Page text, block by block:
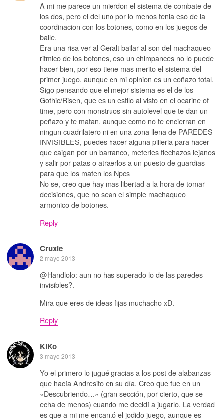
A mi me parece un mierdon el sistema de combate de
los dos, pero el del uno por lo menos tenia eso de la
coordinacion con los botones, como en los juegos de
baile.
Era una risa ver al Geralt bailar al son del machaqueo
ritmico de los botones, eso un chimpances no lo puede
hacer bien, por eso tiene mas merito el sistema del
primer juego, aunque en mi opinion es un coñazo total.
Sigo pensando que el mejor sistema es el de los
Gothic/Risen, que es un estilo al visto en el ocarine of
time, pero con monstruos sin autolevel que te dan un
peñazo y te matan, aunque como no te encierran en
ningun cuadrilatero ni en una zona llena de PAREDES
INVISIBLES, puedes hacer alguna pilleria para hacer
que caigan por un barranco, meterles flechazos lejanos
y salir por patas o atraerlos a un puesto de guardias
para que los maten los Npcs
No se, creo que hay mas libertad a la hora de tomar
decisiones, que no sean el simple machaqueo
armonico de botones.
Reply
Cruxie
2 mayo 2013
@Handlolo: aun no has superado lo de las paredes
invisibles?.
Mira que eres de ideas fijas muchacho xD.
Reply
KiKo
3 mayo 2013
Yo el primero lo jugué gracias a los post de alabanzas
que hacía Andresito en su día. Creo que fue en un
«Descubriendo…» (gran sección, por cierto, que se
echa de menos) cuando me decidí a jugarlo. La verdad
es que a mi me encantó el jodido juego, aunque es